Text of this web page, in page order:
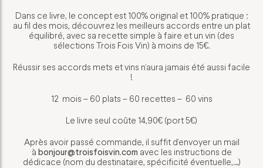
Dans ce livre, le concept est 100% original et 100% pratique :
au fil des mois, découvrez les meilleurs accords entre un plat
équilibré, avec sa recette simple à faire et un vin (des
sélections Trois Fois Vin) à moins de 15€.
Réussir ses accords mets et vins n’aura jamais été aussi facile
!
12 mois – 60 plats – 60 recettes – 60 vins
Le livre seul coûte 14,90€ (port 5€)
Après avoir passé commande, il suffit d’envoyer un mail
à bonjour@troisfoisvin.com avec les instructions de
dédicace (nom du destinataire, spécificité éventuelle,…)